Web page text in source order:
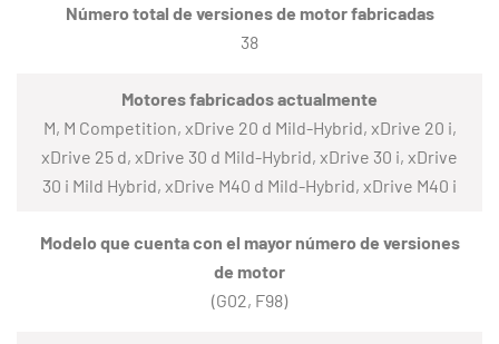
Número total de versiones de motor fabricadas
38
Motores fabricados actualmente
M, M Competition, xDrive 20 d Mild-Hybrid, xDrive 20 i,
xDrive 25 d, xDrive 30 d Mild-Hybrid, xDrive 30 i, xDrive
30 i Mild Hybrid, xDrive M40 d Mild-Hybrid, xDrive M40 i
Modelo que cuenta con el mayor número de versiones
de motor
(G02, F98)